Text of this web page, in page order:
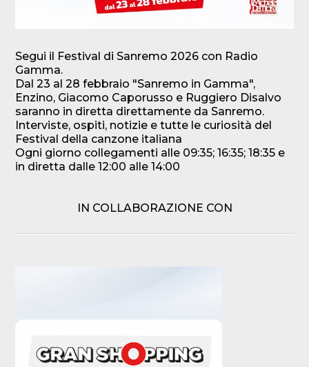
Segui il Festival di Sanremo 2026 con Radio
Gamma.
Dal 23 al 28 febbraio "Sanremo in Gamma",
Enzino, Giacomo Caporusso e Ruggiero Disalvo
saranno in diretta direttamente da Sanremo.
Interviste, ospiti, notizie e tutte le curiosità del
Festival della canzone italiana
Ogni giorno collegamenti alle 09:35; 16:35; 18:35 e
in diretta dalle 12:00 alle 14:00
IN COLLABORAZIONE CON